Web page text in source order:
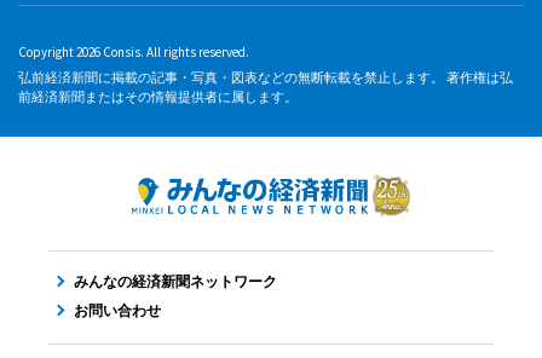
Copyright 2026 Consis. All rights reserved.
弘前経済新聞に掲載の記事・写真・図表などの無断転載を禁止します。 著作権は弘
前経済新聞またはその情報提供者に属します。
みんなの経済新聞ネットワーク
お問い合わせ